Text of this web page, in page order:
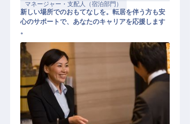
マネージャー・支配人（宿泊部門）
フロントマネージャー候補
新しい場所でのおもてなしを。転居を伴う方も安
心のサポートで、あなたのキャリアを応援します
。